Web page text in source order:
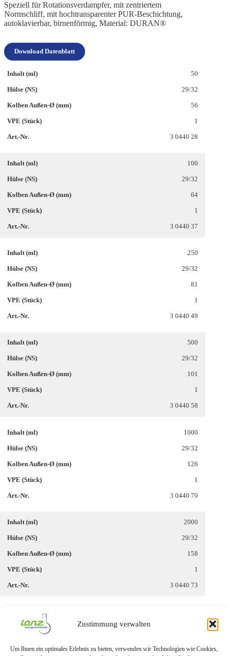
Zustimmung verwalten
Um Ihnen ein optimales Erlebnis zu bieten, verwenden wir Technologien wie Cookies,
Speziell für Rotationsverdampfer, mit zentriertem
Normschliff, mit hochtransparenter PUR-Beschichtung,
autoklavierbar, birnenförmig, Material: DURAN®
Download Datenblatt
50
29/32
56
1
3 0440 28
100
29/32
64
1
3 0440 37
250
29/32
81
1
3 0440 49
500
29/32
101
1
3 0440 58
1000
29/32
126
1
3 0440 70
2000
29/32
158
1
3 0440 73